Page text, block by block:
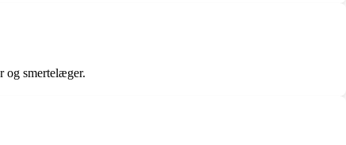
og smertelæger.